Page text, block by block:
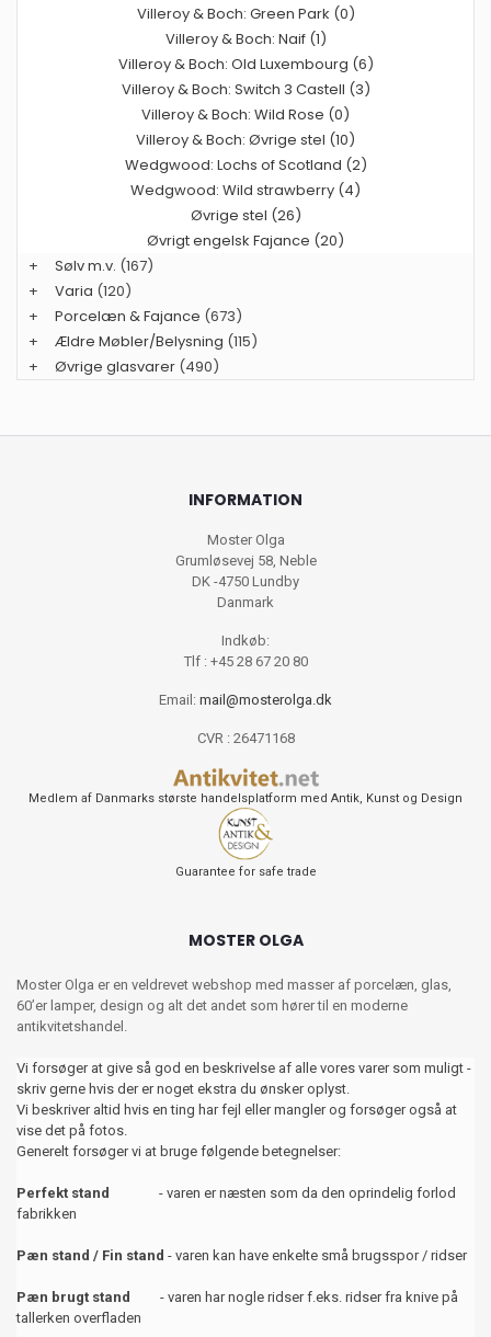
Villeroy & Boch: Green Park (0)
Villeroy & Boch: Naif (1)
Villeroy & Boch: Old Luxembourg (6)
Villeroy & Boch: Switch 3 Castell (3)
Villeroy & Boch: Wild Rose (0)
Villeroy & Boch: Øvrige stel (10)
Wedgwood: Lochs of Scotland (2)
Wedgwood: Wild strawberry (4)
Øvrige stel (26)
Øvrigt engelsk Fajance (20)
+
Sølv m.v. (167)
+
Varia (120)
+
Porcelæn & Fajance (673)
+
Ældre Møbler/Belysning (115)
+
Øvrige glasvarer (490)
INFORMATION
Moster Olga
Grumløsevej 58, Neble
DK -4750 Lundby
Danmark
Indkøb:
Tlf : +45 28 67 20 80
Email: mail@mosterolga.dk
CVR : 26471168
Medlem af Danmarks største handelsplatform med Antik, Kunst og Design
Guarantee for safe trade
MOSTER OLGA
Moster Olga er en veldrevet webshop med masser af porcelæn, glas,
60’er lamper, design og alt det andet som hører til en moderne
antikvitetshandel.
Vi forsøger at give så god en beskrivelse af alle vores varer som muligt -
skriv gerne hvis der er noget ekstra du ønsker oplyst.
Vi beskriver altid hvis en ting har fejl eller mangler og forsøger også at
vise det på fotos.
Generelt forsøger vi at bruge følgende betegnelser:
Perfekt stand - varen er næsten som da den oprindelig forlod
fabrikken
Pæn stand / Fin stand - varen kan have enkelte små brugsspor / ridser
Pæn brugt stand
- varen har nogle ridser f.eks. ridser fra knive på
tallerken overfladen